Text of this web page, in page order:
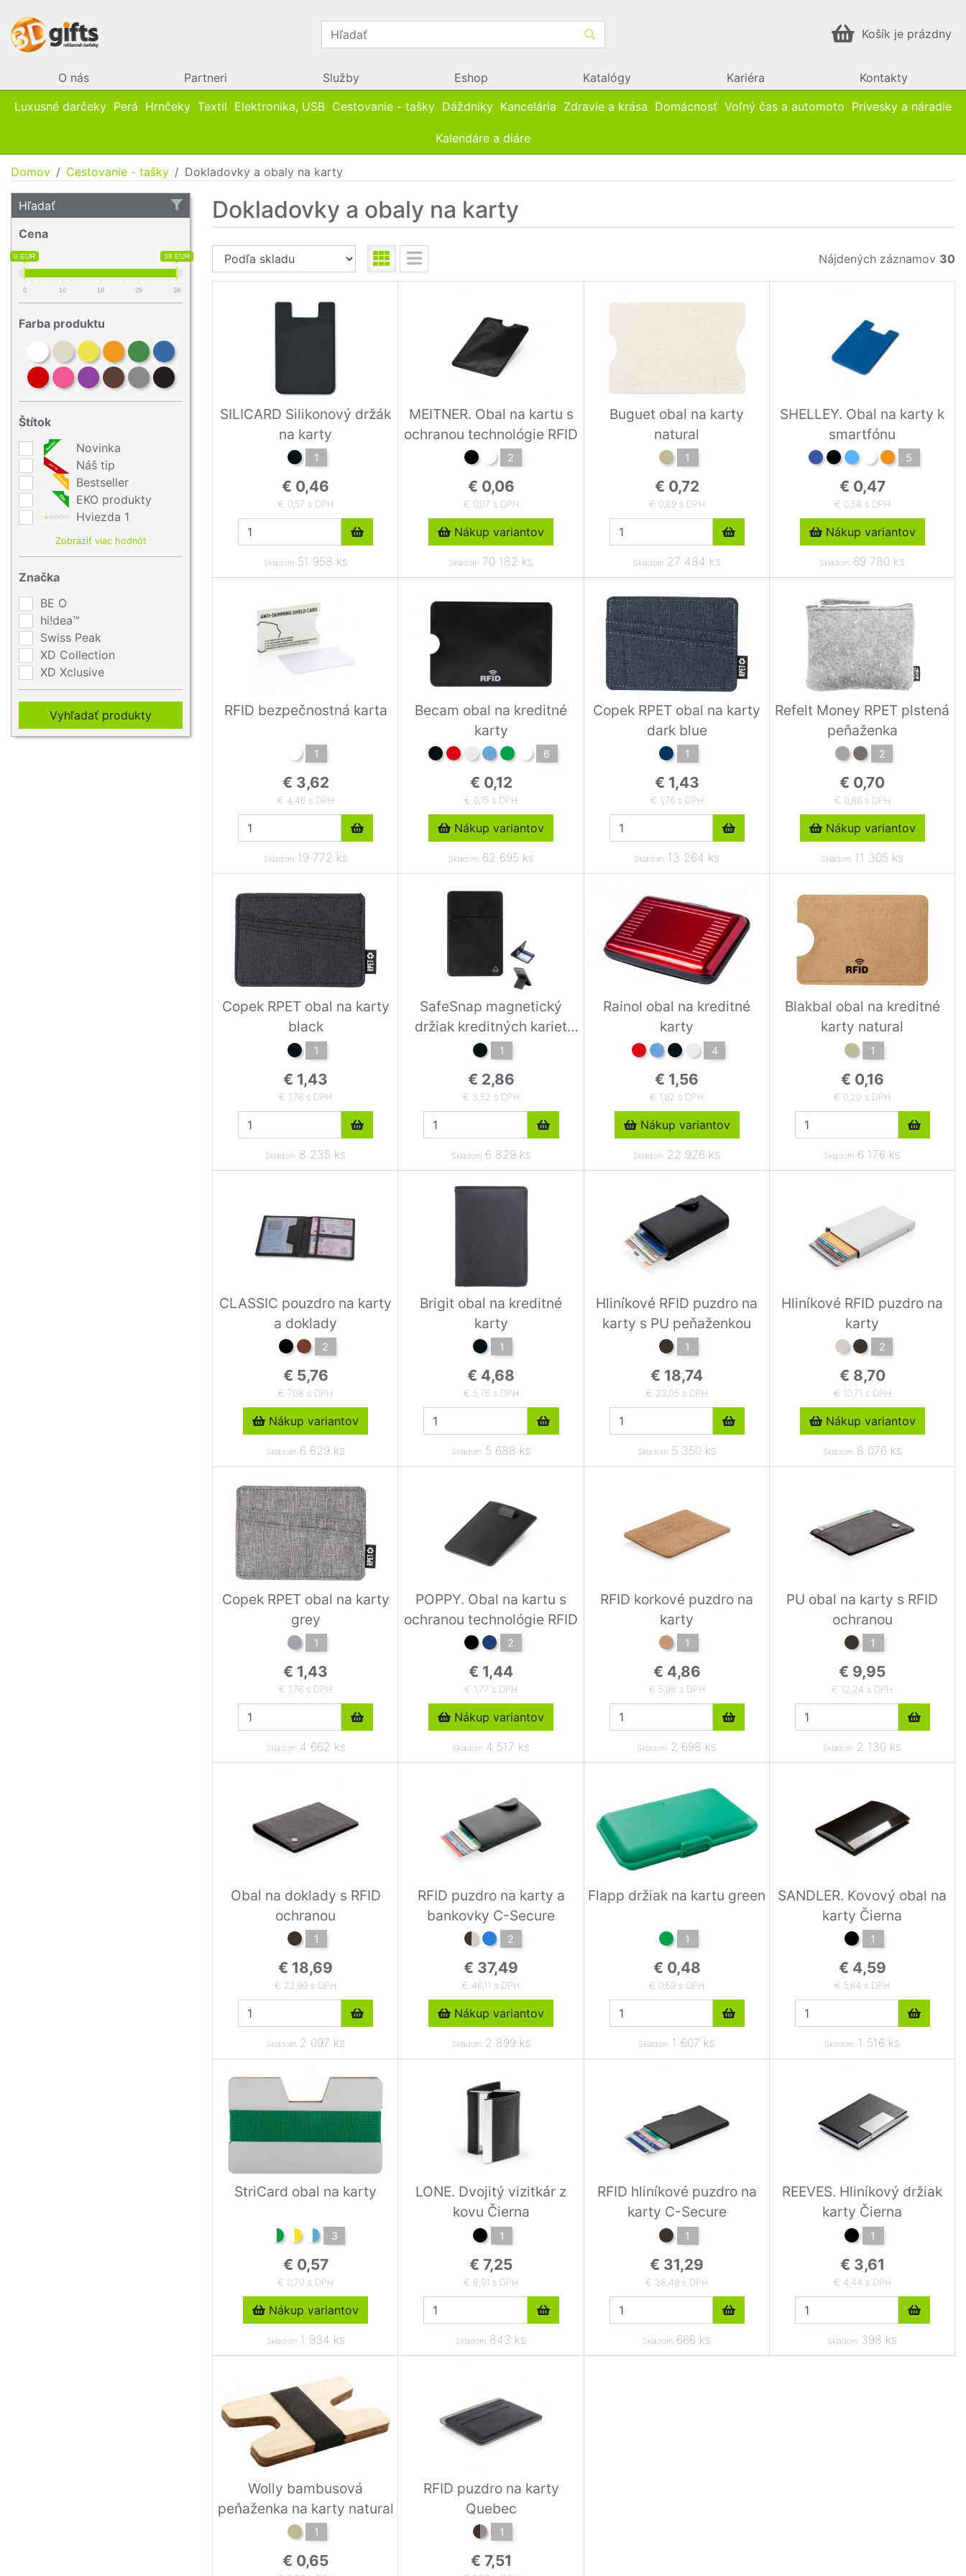
Košík je prázdny
O nás Partneri Služby Eshop Katalógy Kariéra
Kontakty
Luxusné darčeky Perá Hrnčeky Textil Elektronika, USB Cestovanie - tašky Dáždniky Kancelária Zdravie a krása Domácnosť Voľný čas a automoto Prívesky a náradie
Kalendáre a diáre
Domov Cestovanie - tašky Dokladovky a obaly na karty
Hľadať
Cena
0 EUR 38 EUR
0 10 19 29 38
Farba produktu
Štítok
Novinka
Náš tip
Bestseller
EKO produkty
Hviezda 1
Zobraziť viac hodnôt
Značka
BE O
hi!dea™
Swiss Peak
XD Collection
XD Xclusive
Vyhľadať produkty
Dokladovky a obaly na karty
Nájdených záznamov 30
SILICARD Silikonový držák
na karty
1
€ 0,46
€ 0,57 s DPH
Skladom51 958 ks
MEITNER. Obal na kartu s
ochranou technológie RFID
2
€ 0,06
€ 0,07 s DPH
Nákup variantov
Skladom 70 182 ks
Buguet obal na karty
natural
1
€ 0,72
€ 0,89 s DPH
Skladom27 484 ks
SHELLEY. Obal na karty k
smartfónu
5
€ 0,47
€ 0,58 s DPH
Nákup variantov
Skladom 69 780 ks
RFID bezpečnostná karta
1
€ 3,62
€ 4,46 s DPH
Skladom19 772 ks
Becam obal na kreditné
karty
6
€ 0,12
€ 0,15 s DPH
Nákup variantov
Skladom62 695 ks
Copek RPET obal na karty
dark blue
1
€ 1,43
€ 1,76 s DPH
Skladom 13 264 ks
Refelt Money RPET plstená
peňaženka
2
€ 0,70
€ 0,86 s DPH
Nákup variantov
Skladom 11 305 ks
Copek RPET obal na karty
black
1
€ 1,43
€ 1,76 s DPH
Skladom 8 235 ks
SafeSnap magnetický
držiak kreditných kariet
RABS
1
€ 2,86
€ 3,52 s DPH
Skladom6 829 ks
Rainol obal na kreditné
karty
4
€ 1,56
€ 1,92 s DPH
Nákup variantov
Skladom 22 926 ks
Blakbal obal na kreditné
karty natural
1
€ 0,16
€ 0,20 s DPH
Skladom 6 176 ks
CLASSIC pouzdro na karty
a doklady
2
€ 5,76
€ 7,08 s DPH
Nákup variantov
Skladom 6 629 ks
Brigit obal na kreditné
karty
1
€ 4,68
€ 5,76 s DPH
Skladom5 688 ks
Hliníkové RFID puzdro na
karty s PU peňaženkou
1
€ 18,74
€ 23,05 s DPH
Skladom5 350 ks
Hliníkové RFID puzdro na
karty
2
€ 8,70
€ 10,71 s DPH
Nákup variantov
Skladom8 076 ks
Copek RPET obal na karty
grey
1
€ 1,43
€ 1,76 s DPH
Skladom4 662 ks
POPPY. Obal na kartu s
ochranou technológie RFID
2
€ 1,44
€ 1,77 s DPH
Nákup variantov
Skladom 4 517 ks
RFID korkové puzdro na
karty
1
€ 4,86
€ 5,98 s DPH
Skladom 2 698 ks
PU obal na karty s RFID
ochranou
1
€ 9,95
€ 12,24 s DPH
Skladom 2 130 ks
Obal na doklady s RFID
ochranou
1
€ 18,69
€ 22,99 s DPH
Skladom 2 097 ks
RFID puzdro na karty a
bankovky C-Secure
2
€ 37,49
€ 46,11 s DPH
Nákup variantov
Skladom2 899 ks
Flapp držiak na kartu green
1
€ 0,48
€ 0,59 s DPH
Skladom 1 607 ks
SANDLER. Kovový obal na
karty Čierna
1
€ 4,59
€ 5,64 s DPH
Skladom 1 516 ks
StriCard obal na karty
3
€ 0,57
€ 0,70 s DPH
Nákup variantov
Skladom1 934 ks
LONE. Dvojitý vizitkár z
kovu Čierna
1
€ 7,25
€ 8,91 s DPH
Skladom 843 ks
RFID hliníkové puzdro na
karty C-Secure
1
€ 31,29
€ 38,49 s DPH
Skladom 666 ks
REEVES. Hliníkový držiak
karty Čierna
1
€ 3,61
€ 4,44 s DPH
Skladom 398 ks
Wolly bambusová
peňaženka na karty natural
1
€ 0,65
RFID puzdro na karty
Quebec
1
€ 7,51